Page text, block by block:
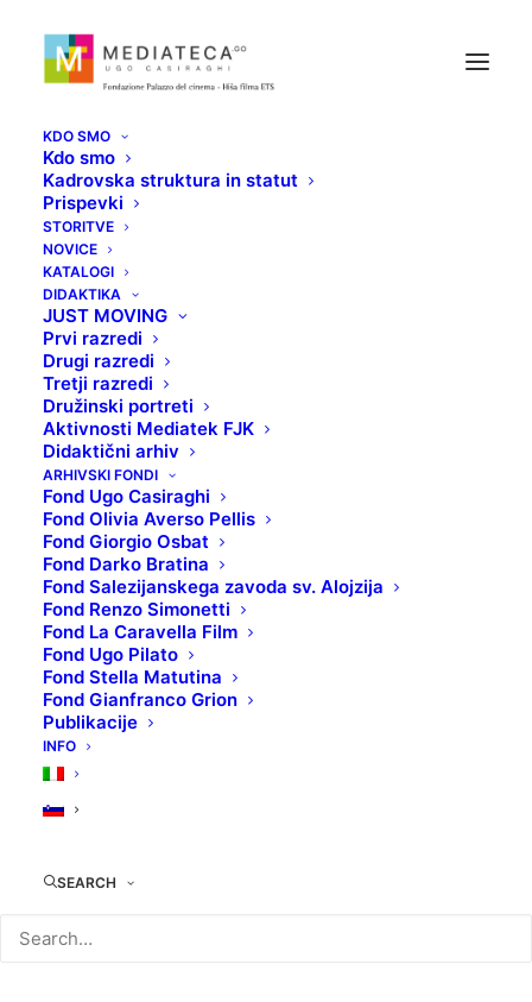
KDO SMO
Kdo smo
Kadrovska struktura in statut
Prispevki
STORITVE
NOVICE
KATALOGI
DIDAKTIKA
JUST MOVING
Prvi razredi
Drugi razredi
Tretji razredi
Družinski portreti
Aktivnosti Mediatek FJK
Didaktični arhiv
ARHIVSKI FONDI
Fond Ugo Casiraghi
Fond Olivia Averso Pellis
Fond Giorgio Osbat
Fond Darko Bratina
Fond Salezijanskega zavoda sv. Alojzija
Fond Renzo Simonetti
Fond La Caravella Film
Fond Ugo Pilato
Fond Stella Matutina
Fond Gianfranco Grion
Publikacije
INFO
SEARCH
Amaterski filmi in
družinski posnetki
26 NOVEMBRA, 2025
Amaterski filmi in
družinski posnetki:
projekt krajevnega
arhiva
pridobivala, ohranjala, restavrirala in digitalizirala
lokalno skupnost. Končni cilj je ustanovitev